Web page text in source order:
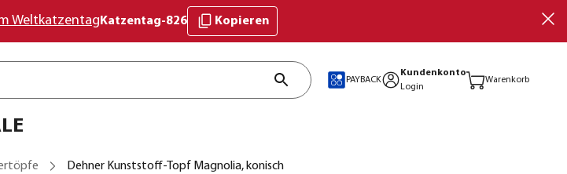
Weltkatzentag Katzentag-826 Kopieren
PAYBACK
Kundenkonto
Login
Warenkorb
Dehner Kunststoff-Topf Magnolia, konisch